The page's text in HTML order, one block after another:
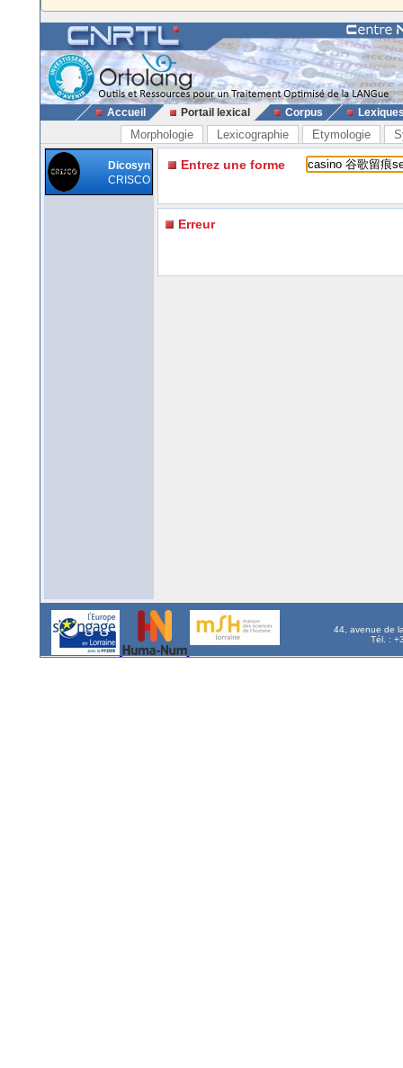
Accueil Portail lexical Corpus
Morphologie Lexicographie Etymologie
Dicosyn
CRISCO
Entrez une forme
Erreur
44, avenue de
Tél. :